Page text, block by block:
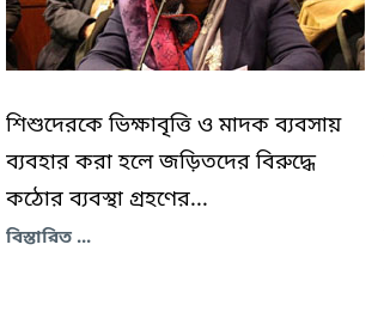
শিশুদেরকে ভিক্ষাবৃত্তি ও মাদক ব্যবসায়
ব্যবহার করা হলে জড়িতদের বিরুদ্ধে
কঠোর ব্যবস্থা গ্রহণের...
বিস্তারিত ...